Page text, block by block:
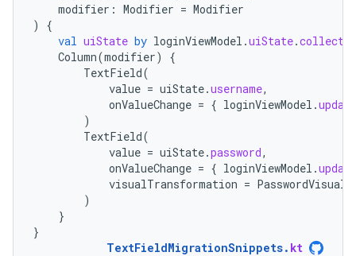
modifier : Modifier = Modifier
)
{
val uiState by loginViewModel .uiState.
Column(modifier)
{
TextField(
value = uiState.username,
onValueChange = { loginViewModel .
)
TextField(
value = uiState.password,
onValueChange = { loginViewModel .
visualTransformation =
)
}
}
TextFieldMigrationSnippets. kt